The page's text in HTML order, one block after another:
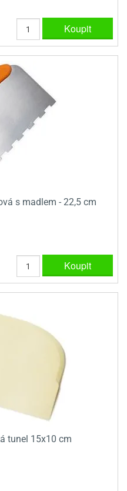
Koupit
s madlem - 22,5 cm
Koupit
tunel 15x10 cm